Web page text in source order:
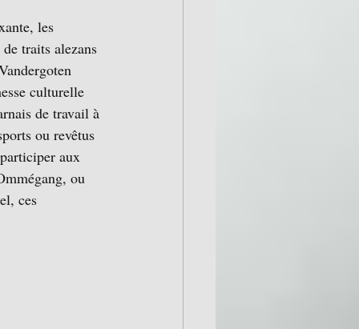
les
traits alezans
culturelle
de travail à
ou revêtus
aux
ou
ces